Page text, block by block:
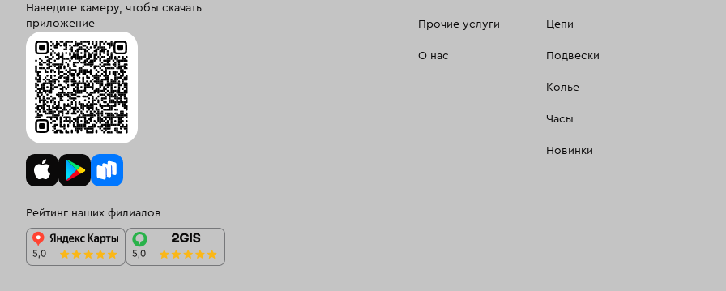
Прочие услуги
О нас
Цепи
Подвески
Колье
Часы
Новинки
Наведите камеру, чтобы скачать
приложение
Рейтинг наших филиалов